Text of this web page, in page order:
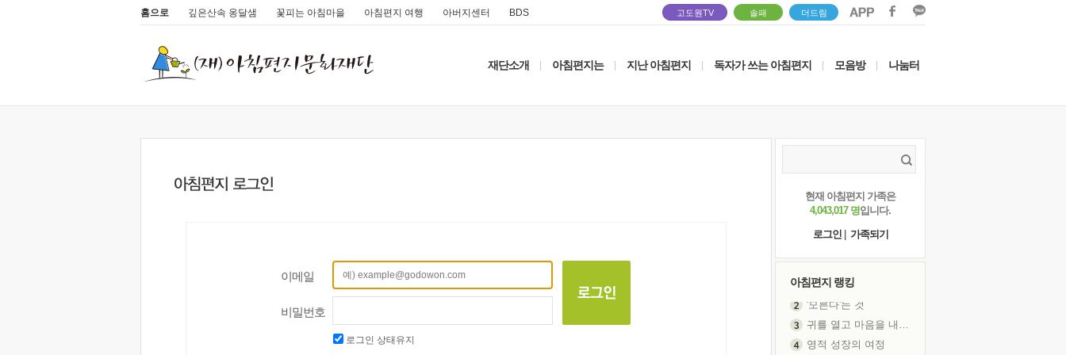
홈으로 깊은산속 옹달샘 꽃피는 아침마을 아침편지 여행 아버지센터 BDS 고도원TV 솔패 더드림
재단소개 아침편지는 지난 아침편지 독자가 쓰는 아침편지 모음방 나눔터
이메일
비밀번호
로그인 상태유지
현재 아침편지 가족은
4,043,017 명입니다.
로그인
가족되기
아침편지 랭킹
영적 성장의 여정
장 건강이 중요한 이유